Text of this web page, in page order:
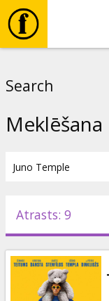
Pasākumi
Ziņas
Search
Meklēšana
Atrasts: 9